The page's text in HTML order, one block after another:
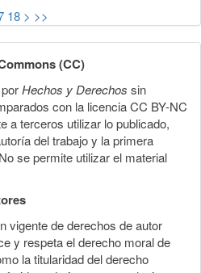
18 > >>
(CC)
Hechos y Derechos sin
con la licencia CC BY-NC
a terceros utilizar lo publicado,
del trabajo y la primera
se permite utilizar el material
vigente de derechos de autor
y respeta el derecho moral de
la titularidad del derecho